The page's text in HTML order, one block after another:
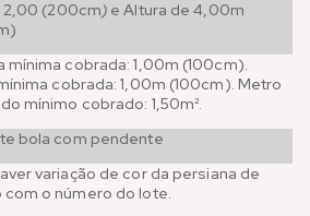
2,00 (200cm) e Altura de 4,00m
mínima cobrada: 1,00m (100cm).
cobrada: 1,00m (100cm). Metro
mínimo cobrado: 1,50m².
bola com pendente
variação de cor da persiana de
com o número do lote.